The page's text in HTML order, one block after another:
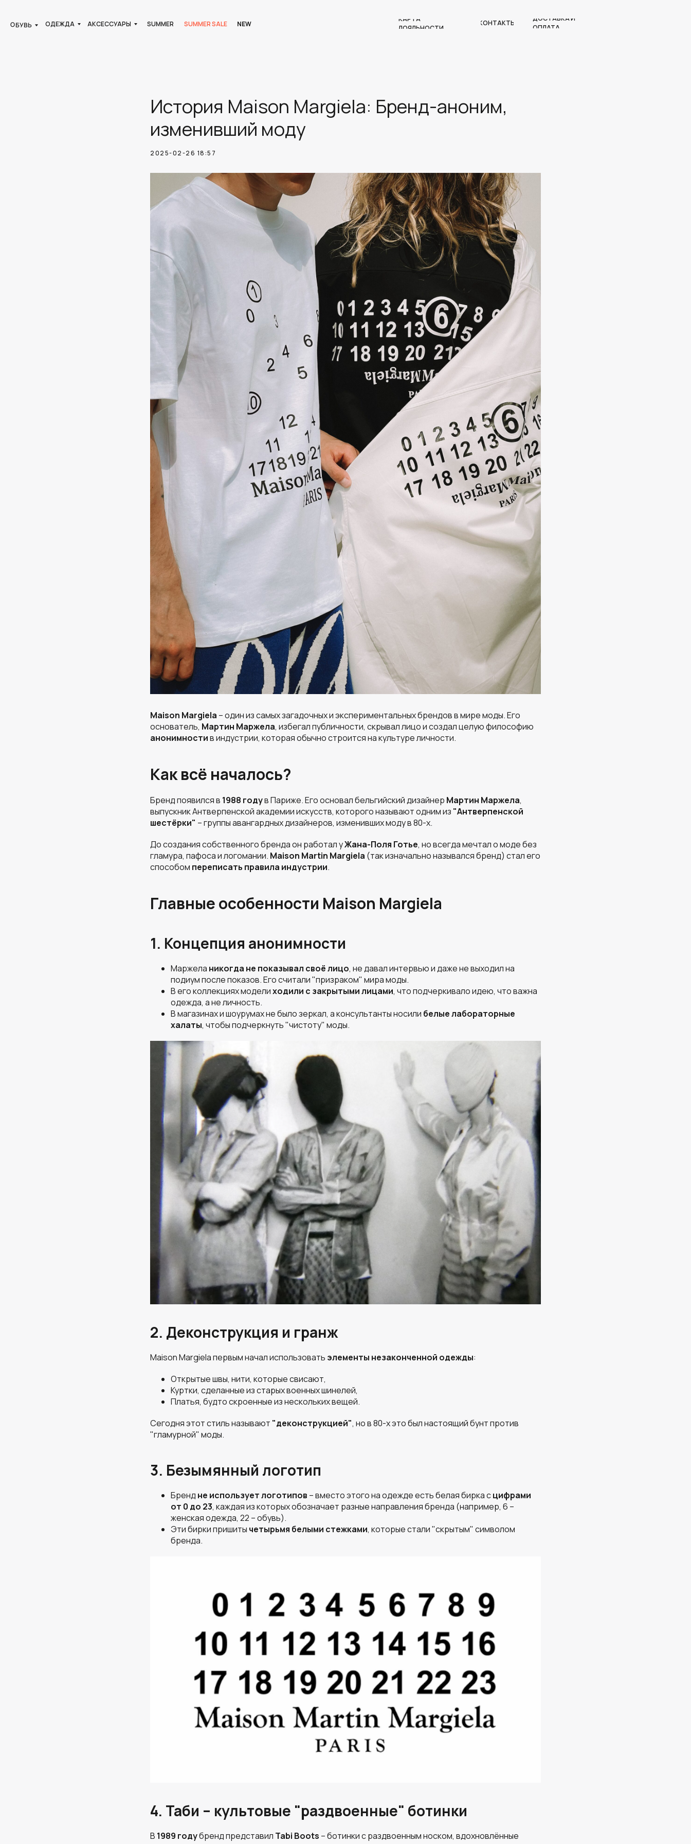
SUMMER SALE
SUMMER
ОБУВЬ ОДЕЖДА АКСЕССУАРЫ КОНТАКТЫ
ДОСТАВКА И
ОПЛАТА
КАРТА
ЛОЯЛЬНОСТИ
NEW
История Maison Margiela: Бренд-аноним,
изменивший моду
2025-02-26 18:57
Maison Margiela – один из самых загадочных и экспериментальных брендов в мире моды. Его
основатель, Мартин Маржела, избегал публичности, скрывал лицо и создал целую философию
анонимностив индустрии, которая обычно строится на культуре личности.
Как всё началось?
Бренд появился в 1988 годув Париже. Его основал бельгийский дизайнер Мартин Маржела,
выпускник Антверпенской академии искусств, которого называют одним из "Антверпенской
шестёрки" – группы авангардных дизайнеров, изменивших моду в 80-х.
До создания собственного бренда он работал уЖана-Поля Готье, но всегда мечтал о моде без
гламура, пафоса и логомании. Maison Martin Margiela (так изначально назывался бренд) стал его
способом переписать правила индустрии.
Главные особенности Maison Margiela
1. Концепция анонимности
Маржела никогда не показывал своё лицо, не давал интервью и даже не выходил на
подиум после показов. Его считали "призраком" мира моды.
В его коллекциях моделиходили с закрытыми лицами, что подчеркивало идею, что важна
одежда, а не личность.
В магазинах и шоурумах не было зеркал, а консультанты носили белые лабораторные
халаты, чтобы подчеркнуть "чистоту" моды.
2. Деконструкция и гранж
Maison Margiela первым начал использовать элементы незаконченной одежды:
Открытые швы, нити, которые свисают,
Куртки, сделанные из старых военных шинелей,
Платья, будто скроенные из нескольких вещей.
Сегодня этот стиль называют "деконструкцией", но в 80-х это был настоящий бунт против
"гламурной" моды.
3. Безымянный логотип
Бренд не использует логотипов – вместо этого на одежде есть белая бирка сцифрами
от 0 до 23, каждая из которых обозначает разные направления бренда (например, 6 –
женская одежда, 22 – обувь).
Эти бирки пришиты четырьмя белыми стежками, которые стали "скрытым" символом
бренда.
4. Таби – культовые "раздвоенные" ботинки
В 1989 годубренд представил Tabi Boots – ботинки с раздвоенным носком, вдохновлённые